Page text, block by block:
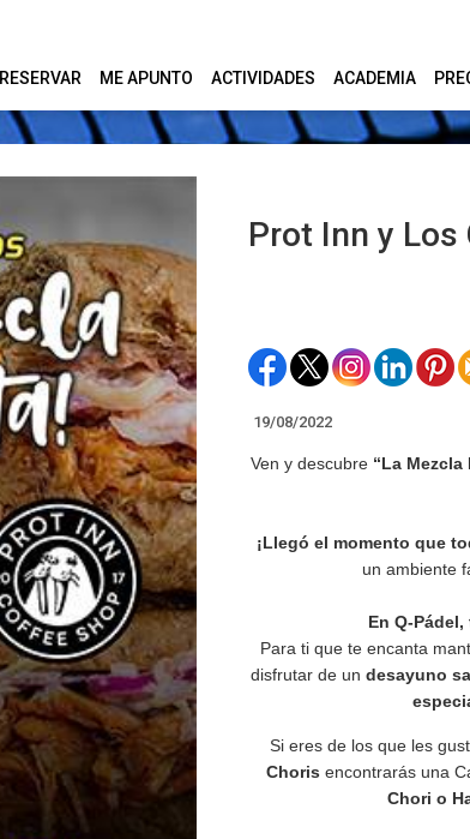
RESERVAR ME APUNTO ACTIVIDADES ACADEMIA
Prot Inn y Los
19/08/2022
Ven y descubre “La Mezcla
¡Llegó el momento que
un ambiente
En Q-
Para ti que te encanta
disfrutar de un desayuno
Si eres de los que les
Choris encontrarás una
Chori o